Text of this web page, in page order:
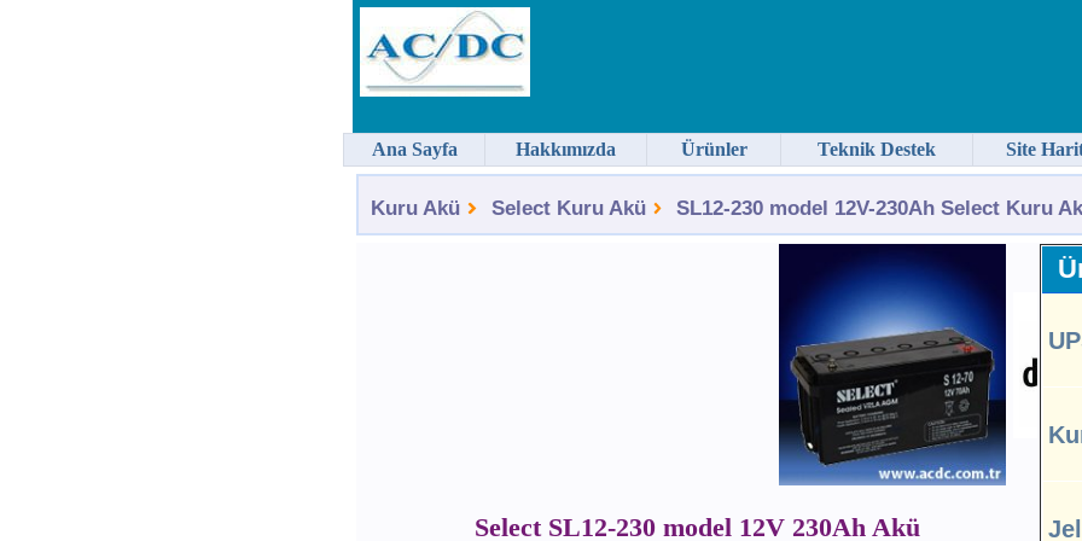
Kuru Akü Select Kuru Akü SL12-230 model 12V-230Ah Select Kuru
Select SL12-230 model 12V 230Ah Akü
Ana Sayfa Hakkımızda Ürünler Teknik Destek Site